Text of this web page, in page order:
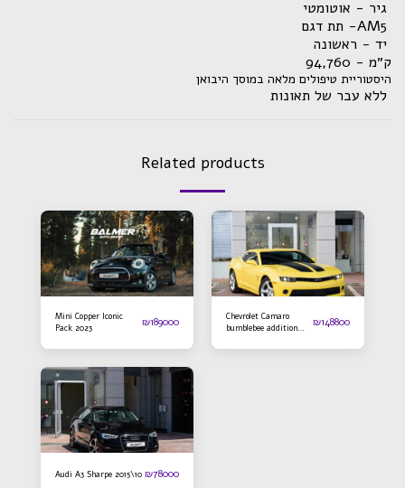
תת דגם -AM5
ק״מ - 94 ,760
היסטוריית טיפולים מלאה במוסך היבואן
Related products
Mini Copper Iconic
Pack 2023
₪189000
Chevrolet Camaro
bumblebee addition
₪148800
Audi A3 Sharpe 2015\10 ₪78000